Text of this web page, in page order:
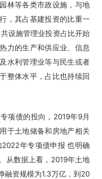
林等各类市政设施，与地
，其占基建投资的比重一
设施管理业投资占比开始
力的生产和供应业、信息
水利管理业等与民生或者
整体水平，占比也持续回
项债的投向，2019年9月
于土地储备和房地产相关
年专项债申报 也明确
从数据上看，2019年土地
融资规模为1.3万亿，到20